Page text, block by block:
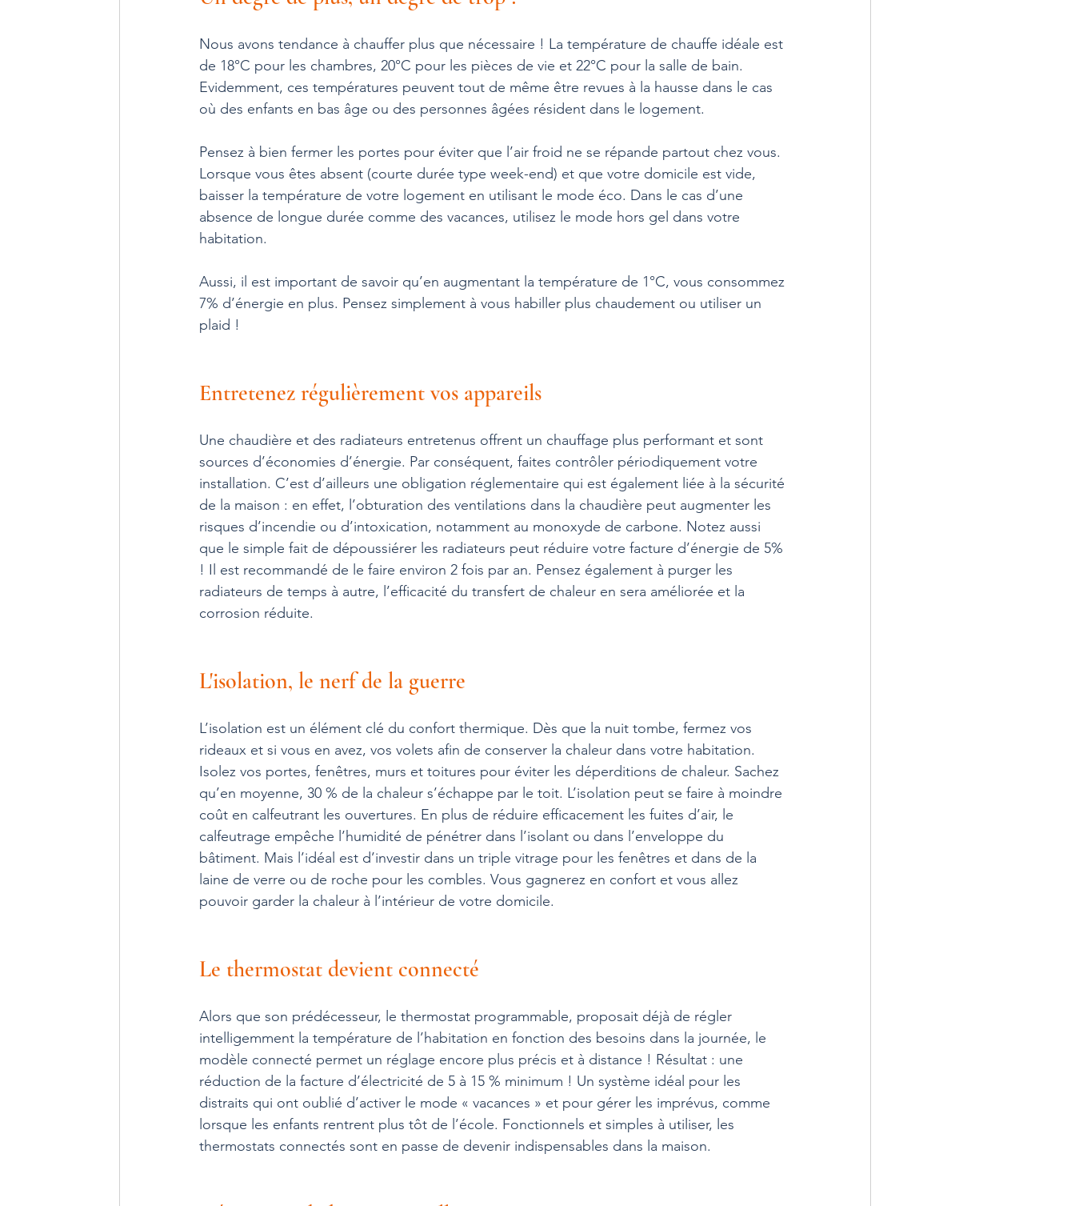
Nous avons tendance à chauffer plus que nécessaire ! La température de chauffe idéale est
de 18°C pour les chambres, 20°C pour les pièces de vie et 22°C pour la salle de bain.
Evidemment, ces températures peuvent tout de même être revues à la hausse dans le cas
où des enfants en bas âge ou des personnes âgées résident dans le logement.
Pensez à bien fermer les portes pour éviter que l’air froid ne se répande partout chez vous.
Lorsque vous êtes absent (courte durée type week-end) et que votre domicile est vide,
baisser la température de votre logement en utilisant le mode éco. Dans le cas d’une
absence de longue durée comme des vacances, utilisez le mode hors gel dans votre
habitation.
Aussi, il est important de savoir qu’en augmentant la température de 1°C, vous consommez
7% d’énergie en plus. Pensez simplement à vous habiller plus chaudement ou utiliser un
plaid !
Entretenez régulièrement vos appareils
Une chaudière et des radiateurs entretenus offrent un chauffage plus performant et sont
sources d’économies d’énergie. Par conséquent, faites contrôler périodiquement votre
installation. C’est d’ailleurs une obligation réglementaire qui est également liée à la sécurité
de la maison : en effet, l’obturation des ventilations dans la chaudière peut augmenter les
risques d’incendie ou d’intoxication, notamment au monoxyde de carbone. Notez aussi
que le simple fait de dépoussiérer les radiateurs peut réduire votre facture d’énergie de 5%
! Il est recommandé de le faire environ 2 fois par an. Pensez également à purger les
radiateurs de temps à autre, l’efficacité du transfert de chaleur en sera améliorée et la
corrosion réduite.
L'isolation, le nerf de la guerre
L’isolation est un élément clé du confort thermique. Dès que la nuit tombe, fermez vos
rideaux et si vous en avez, vos volets afin de conserver la chaleur dans votre habitation.
Isolez vos portes, fenêtres, murs et toitures pour éviter les déperditions de chaleur. Sachez
qu’en moyenne, 30 % de la chaleur s’échappe par le toit. L’isolation peut se faire à moindre
coût en calfeutrant les ouvertures. En plus de réduire efficacement les fuites d’air, le
calfeutrage empêche l’humidité de pénétrer dans l’isolant ou dans l’enveloppe du
bâtiment. Mais l’idéal est d’investir dans un triple vitrage pour les fenêtres et dans de la
laine de verre ou de roche pour les combles. Vous gagnerez en confort et vous allez
pouvoir garder la chaleur à l’intérieur de votre domicile.
Le thermostat devient connecté
Alors que son prédécesseur, le thermostat programmable, proposait déjà de régler
intelligemment la température de l’habitation en fonction des besoins dans la journée, le
modèle connecté permet un réglage encore plus précis et à distance ! Résultat : une
réduction de la facture d’électricité de 5 à 15 % minimum ! Un système idéal pour les
distraits qui ont oublié d’activer le mode « vacances » et pour gérer les imprévus, comme
lorsque les enfants rentrent plus tôt de l’école. Fonctionnels et simples à utiliser, les
thermostats connectés sont en passe de devenir indispensables dans la maison.